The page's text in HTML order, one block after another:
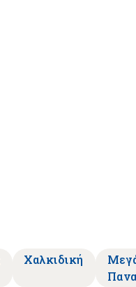
Χαλκιδική